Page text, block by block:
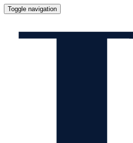
Toggle navigation